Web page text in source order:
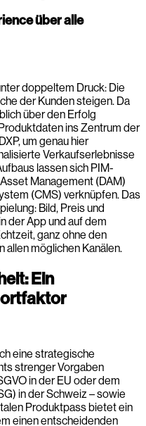
über alle
doppeltem Druck: Die
der Kunden steigen. Da
über den Erfolg
ins Zentrum der
um genau hier
Verkaufserlebnisse
lassen sich PIM-
Management (DAM)
(CMS) verknüpfen. Das
Bild, Preis und
der App und auf dem
ganz ohne den
allen möglichen Kanälen.
Ein
eine strategische
strenger Vorgaben
in der EU oder dem
in der Schweiz – sowie
Produktpass bietet ein
einen entscheidenden